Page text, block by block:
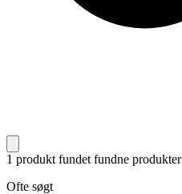
1 produkt fundet fundne produkter
Ofte søgt